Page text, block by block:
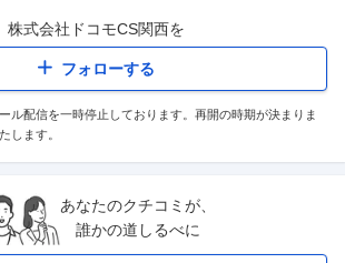
株式会社ドコモCS関西を
フォローする
ル配信を一時停止しております。再開の時期が決まりま
します。
あなたのクチコミが、
誰かの道しるべに